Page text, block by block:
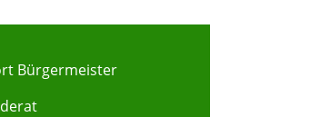
Bürgermeister